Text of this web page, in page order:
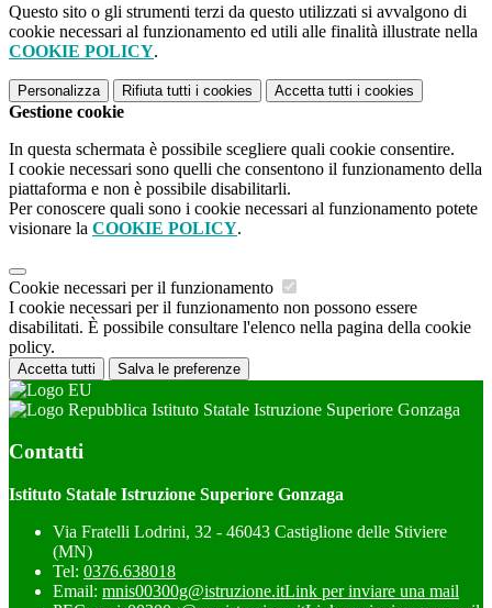
Questo sito o gli strumenti terzi da questo utilizzati si avvalgono di
cookie necessari al funzionamento ed utili alle finalità illustrate nella
COOKIE POLICY.
Personalizza Rifiuta tutti i cookies Accetta tutti i cookies
Gestione cookie
In questa schermata è possibile scegliere quali cookie consentire.
I cookie necessari sono quelli che consentono il funzionamento della
piattaforma e non è possibile disabilitarli.
Per conoscere quali sono i cookie necessari al funzionamento potete
visionare la COOKIE POLICY.
Cookie necessari per il funzionamento
I cookie necessari per il funzionamento non possono essere
disabilitati. È possibile consultare l'elenco nella pagina della cookie
policy.
Accetta tutti Salva le preferenze
Istituto Statale Istruzione Superiore Gonzaga
Contatti
Istituto Statale Istruzione Superiore Gonzaga
Via Fratelli Lodrini, 32 - 46043 Castiglione delle Stiviere
(MN)
Tel: 0376.638018
Email: mnis00300g@istruzione.itLink per inviare una mail